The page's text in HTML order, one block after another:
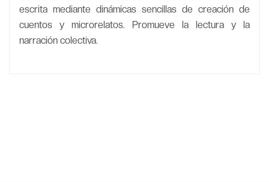
escrita mediante dinámicas sencillas de creación de
cuentos y microrelatos. Promueve la lectura y la
narración colectiva.